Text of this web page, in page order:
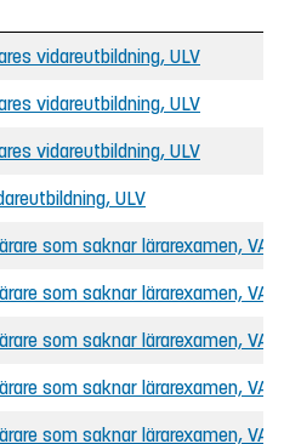
vidareutbildning, ULV
vidareutbildning, ULV
vidareutbildning, ULV
ULV
som saknar lärarexamen, VAL
som saknar lärarexamen, VAL
som saknar lärarexamen, VAL
som saknar lärarexamen, VAL
som saknar lärarexamen, VAL